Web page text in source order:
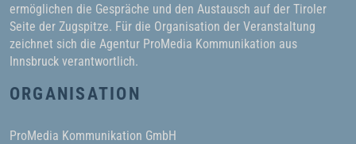
ermöglichen die Gespräche und den Austausch auf der Tiroler
Seite der Zugspitze. Für die Organisation der Veranstaltung
zeichnet sich die Agentur ProMedia Kommunikation aus
Innsbruck verantwortlich.
ORGANISATION
ProMedia Kommunikation GmbH